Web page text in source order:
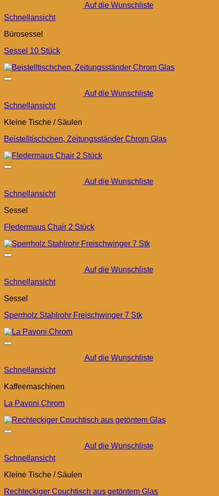
Auf die Wunschliste
Schnellansicht
Bürosessel
Sessel 10 Stück
Auf die Wunschliste
Schnellansicht
Kleine Tische / Säulen
Beistelltischchen, Zeitungsständer Chrom Glas
Auf die Wunschliste
Schnellansicht
Sessel
Fledermaus Chair 2 Stück
Auf die Wunschliste
Schnellansicht
Sessel
Sperrholz Stahlrohr Freischwinger 7 Stk
Auf die Wunschliste
Schnellansicht
Kaffeemaschinen
La Pavoni Chrom
Auf die Wunschliste
Schnellansicht
Kleine Tische / Säulen
Rechteckiger Couchtisch aus getöntem Glas